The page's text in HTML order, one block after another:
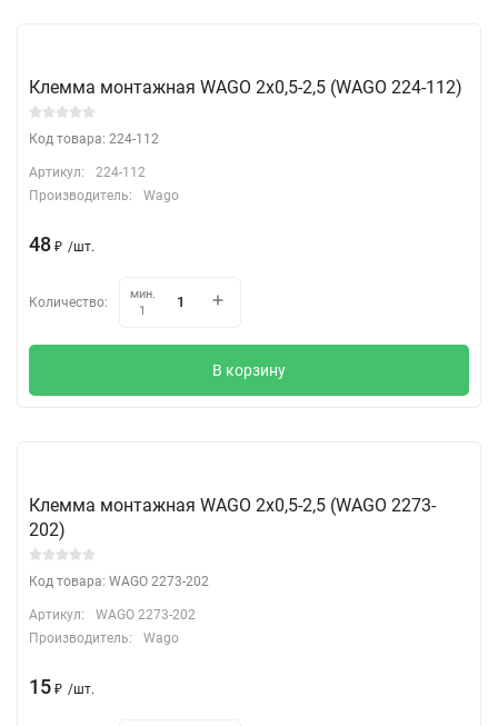
Клемма монтажная WAGO 2х0,5-2,5 (WAGO 224-112)
Код товара: 224-112
Артикул:
224-112
Производитель:
Wago
48 ₽ /шт.
Количество:
мин.
1
В корзину
Клемма монтажная WAGO 2х0,5-2,5 (WAGO 2273-
202)
Код товара: WAGO 2273-202
Артикул:
WAGO 2273-202
Производитель:
Wago
15 ₽ /шт.